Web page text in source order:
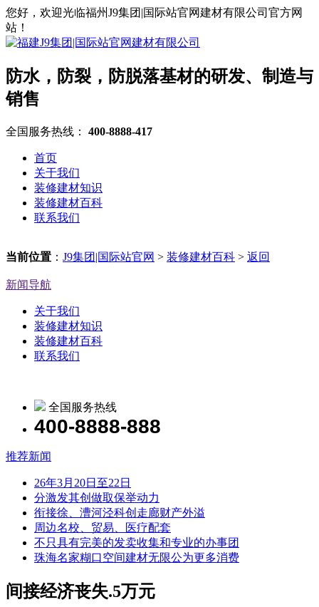
您好，欢迎光临福州J9集团|国际站官网建材有限公司官方网
站！
防水，防裂，防脱落基材的研发、制造与
销售
全国服务热线： 400-8888-417
首页
关于我们
装修建材知识
装修建材百科
联系我们
当前位置 ： J9集团|国际站官网 > 装修建材百科 > 返回
新闻导航
关于我们
装修建材知识
装修建材百科
联系我们
全国服务热线
400-8888-888
推荐新闻
26年3月20日至22日
分激发其创做取保举动力
衔接徐、漕河泾科创走廊财产外溢
周边名校、贸易、医疗配套
不只具有完美的发卖收集和专业的办事团
珠海名家糊口空间建材无限公为更多消费
间接经济丧失.5万元